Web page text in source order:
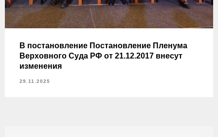
В постановление Постановление Пленума
Верховного Суда РФ от 21.12.2017 внесут
изменения
29.11.2025